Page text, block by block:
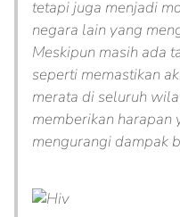
tetapi juga menjadi
negara lain yang
Meskipun masih ada
seperti memastikan
merata di seluruh
memberikan harapan
mengurangi dampak